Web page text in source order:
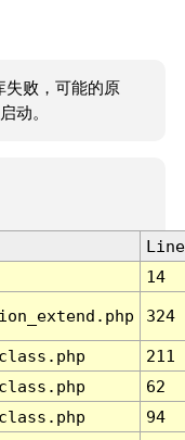
失败，可能的原
动。
Line
14
324
211
62
94